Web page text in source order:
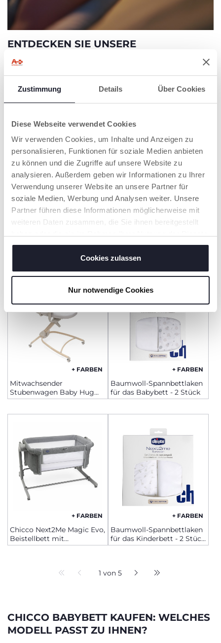
Zustimmung Details Über Cookies
Diese Webseite verwendet Cookies
Wir verwenden Cookies, um Inhalte und Anzeigen zu
personalisieren, Funktionen für soziale Medien anbieten
zu können und die Zugriffe auf unsere Website zu
analysieren. Außerdem geben wir Informationen zu Ihrer
Verwendung unserer Website an unsere Partner für
soziale Medien, Werbung und Analysen weiter. Unsere
Partner führen diese Informationen möglicherweise mit
weiteren Daten zusammen, die Sie ihnen bereitgestellt
gesammelt haben.
Cookies zulassen
Nur notwendige Cookies
ENTDECKEN SIE UNSERE
BEISTELLBETTEN NEXT2ME FÜR MEHR
RUHE UND ENTSPANNUNG
Mehr erfahren
+ FARBEN
Chicco Next2Me-
Spannbettlaken - Set mit 2
+ FARBEN
Reisebett Good Night
+ FARBEN
Mitwachsender
Stubenwagen Baby Hug
4in1 Armonia
+ FARBEN
Baumwoll-Spannbettlaken
für das Babybett - 2 Stück
+ FARBEN
Chicco Next2Me Magic Evo,
Beistellbett mit
Schaukelfunktion
+ FARBEN
Baumwoll-Spannbettlaken
für das Kinderbett - 2 Stück
- Chicco Next2Me Forever
1 von 5
CHICCO BABYBETT KAUFEN: WELCHES
MODELL PASST ZU IHNEN?